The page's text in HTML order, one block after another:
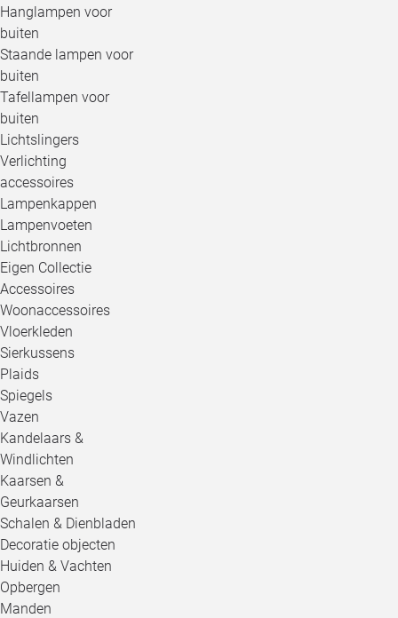
Hanglampen voor
buiten
Staande lampen voor
buiten
Tafellampen voor
buiten
Lichtslingers
Verlichting
accessoires
Lampenkappen
Lampenvoeten
Lichtbronnen
Eigen Collectie
Accessoires
Woonaccessoires
Vloerkleden
Sierkussens
Plaids
Spiegels
Vazen
Kandelaars &
Windlichten
Kaarsen &
Geurkaarsen
Schalen & Dienbladen
Decoratie objecten
Huiden & Vachten
Opbergen
Manden